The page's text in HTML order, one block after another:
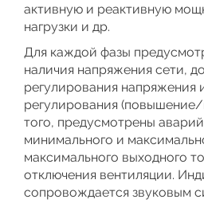
активную и реактивную
нагрузки и др.
Для каждой фазы
наличия напряжения сети,
регулирования напряжения
регулирования
того, предусмотрены
минимального и
максимального выходного
отключения вентиляции.
сопровождается звуковым